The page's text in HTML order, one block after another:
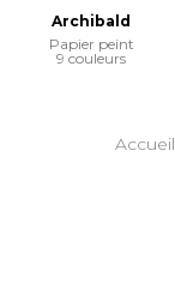
Archibald
Papier peint
9 couleurs
Accueil